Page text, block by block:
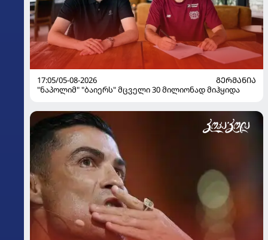
17:05/05-08-2026
ᲒᲔᲠᲛᲐᲜᲘᲐ
"ნაპოლიმ" "ბაიერს" მცველი 30 მილიონად მიჰყიდა